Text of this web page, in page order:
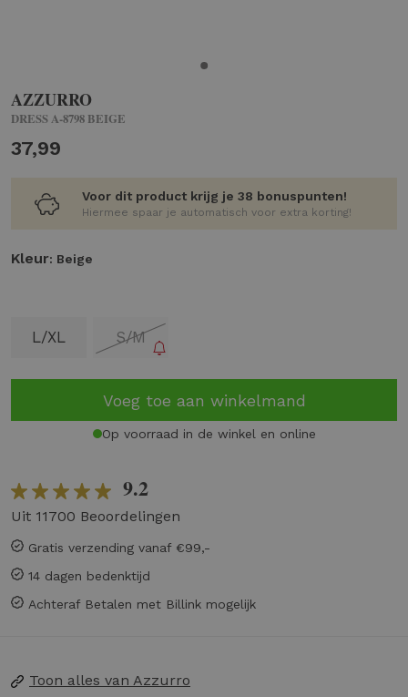
AZZURRO
DRESS A-8798 BEIGE
37,99
Voor dit product krijg je 38 bonuspunten!
Hiermee spaar je automatisch voor extra korting!
Kleur: Beige
L/XL S/M
Voeg toe aan winkelmand
Op voorraad in de winkel en online
9.2
Uit 11700 Beoordelingen
Gratis verzending vanaf €99,-
14 dagen bedenktijd
Achteraf Betalen met Billink mogelijk
Toon alles van Azzurro